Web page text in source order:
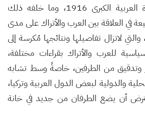
الإسلامية، عبر الثورة العربية الكبرى 1916، وما خلفه ذلك
في العلاقة بين العرب والأتراك على مدى
لاتزال تفاصيلها ونتائجها مُكرسة إلى
للعرب والأتراك بقراءات مختلفة،
وتدقيق من الطرفين، خاصةً وسط تشابه
والدولية لبعض الدول العربية وتركيا،
أن يضع الطرفان من جديد في خانة